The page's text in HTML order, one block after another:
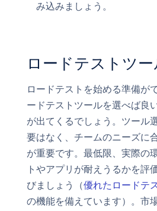
み込みましょう。
ロードテストツ
ロードテストを始める準備が
ードテストツールを選べば良
が出てくるでしょう。ツール
要はなく、チームのニーズに
が重要です。最低限、実際の
トやアプリが耐えうるかを評
びましょう（優れたロードテ
の機能を備えています）。市